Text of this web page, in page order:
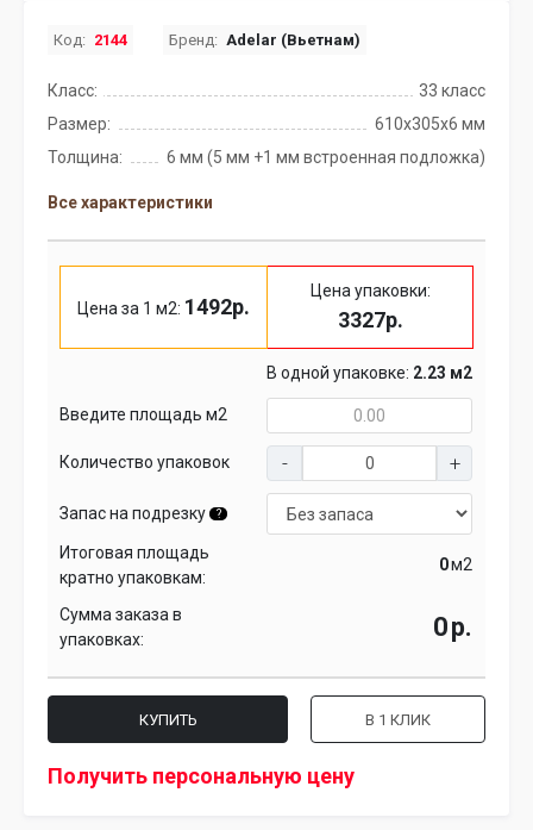
Код: 2144 Бренд: Adelar (Вьетнам)
Класс:
33 класс
Размер:
610x305x6 мм
Толщина:
6 мм (5 мм +1 мм встроенная подложка)
Все характеристики
Цена за 1 м2: 1492р.
Цена упаковки:
3327р.
В одной упаковке: 2.23 м2
Введите площадь м2
Количество упаковок
Запас на подрезку ?
Итоговая площадь
кратно упаковкам:
м2
Сумма заказа в
упаковках:
р.
КУПИТЬ В 1 КЛИК
Получить персональную цену